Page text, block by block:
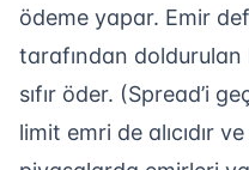
ödeme yapar. Emir
tarafından doldurulan
sıfır öder. (Spread’i
limit emri de alıcıdır